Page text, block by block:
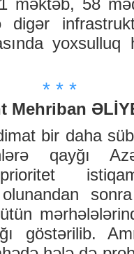
məktəb, 58
* * *
Mehriban
bir daha
qayğı
göstərilib.